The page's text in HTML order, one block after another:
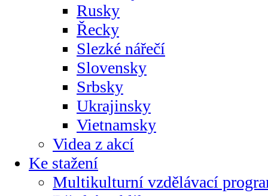
Rusky
Řecky
Slezké nářečí
Slovensky
Srbsky
Ukrajinsky
Vietnamsky
Videa z akcí
Ke stažení
Multikulturní vzdělávací